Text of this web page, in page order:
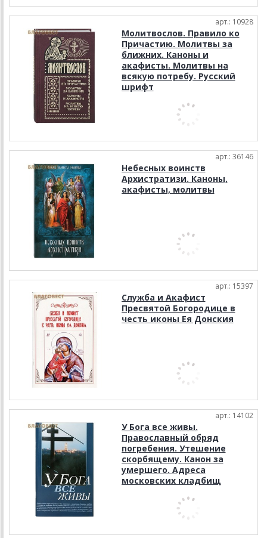
арт.: 10928
Молитвослов. Правило ко
Причастию. Молитвы за
ближних. Каноны и
акафисты. Молитвы на
всякую потребу. Русский
шрифт
арт.: 36146
Небесных воинств
Архистратизи. Каноны,
акафисты, молитвы
арт.: 15397
Служба и Акафист
Пресвятой Богородице в
честь иконы Ея Донския
арт.: 14102
У Бога все живы.
Православный обряд
погребения. Утешение
скорбящему. Канон за
умершего. Адреса
московских кладбищ